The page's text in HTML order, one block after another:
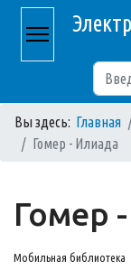
Вы здесь: Главная
Гомер - Илиада
Гомер
Мобильная библиотека